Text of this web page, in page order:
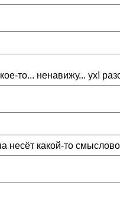
то... ненавижу... ух!
несёт какой-то